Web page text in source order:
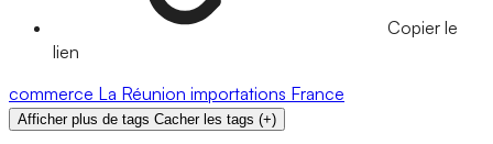
Copier le
lien
commerce La Réunion importations France
Afficher plus de tags Cacher les tags (+)